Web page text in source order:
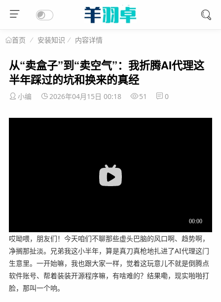
首页 安装知识 内容详情
从“卖盒子”到“卖空气”：我折腾AI代理这
半年踩过的坑和换来的真经
小编 2026年04月15日 00:18 51 0
哎呦喂，朋友们！今天咱们不聊那些虚头巴脑的风口啊、趋势啊，
净搁那扯淡。兄弟我这小半年，算是真刀真枪地扎进了AI代理这门
生意里。一开始嘛，我也跟大家一样，觉着这玩意儿不就是倒腾点
软件账号、帮着装装开源程序嘛，有啥难的？结果嘞，现实啪啪打
脸，那叫一个响。